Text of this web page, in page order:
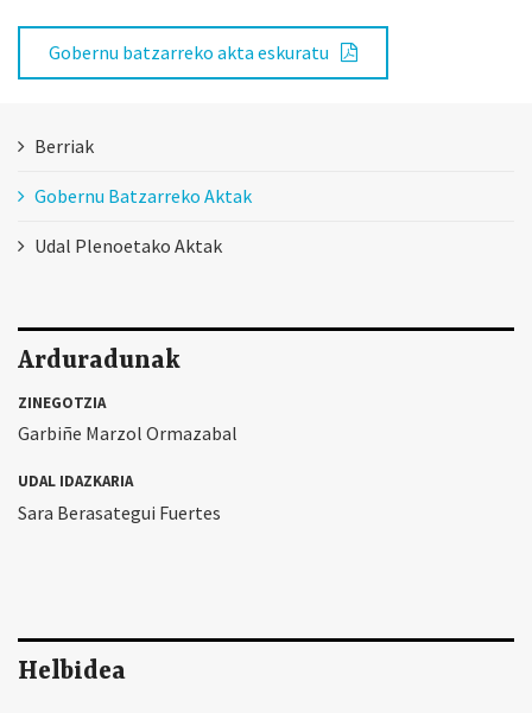
Gobernu batzarreko akta eskuratu
Berriak
Gobernu Batzarreko Aktak
Udal Plenoetako Aktak
Arduradunak
ZINEGOTZIA
Garbiñe Marzol Ormazabal
UDAL IDAZKARIA
Sara Berasategui Fuertes
Helbidea